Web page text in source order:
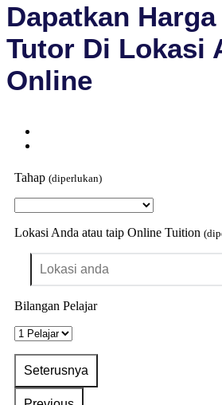
Dapatkan
Tutor Di Lokasi
Online
Tahap (diperlukan)
Lokasi Anda atau taip Online Tuition
Bilangan Pelajar